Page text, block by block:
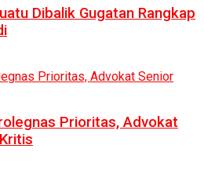
Dibalik Gugatan Rangkap
Prioritas, Advokat